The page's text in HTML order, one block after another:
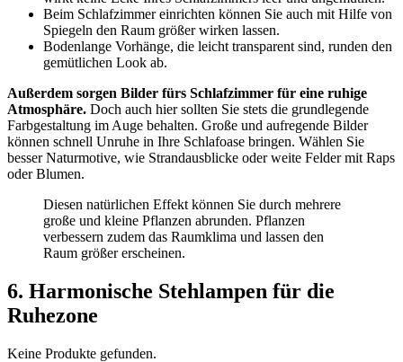
Beim Schlafzimmer einrichten können Sie auch mit Hilfe von
Spiegeln den Raum größer wirken lassen.
Bodenlange Vorhänge, die leicht transparent sind, runden den
gemütlichen Look ab.
Außerdem sorgen Bilder fürs Schlafzimmer für eine ruhige
Atmosphäre. Doch auch hier sollten Sie stets die grundlegende
Farbgestaltung im Auge behalten. Große und aufregende Bilder
können schnell Unruhe in Ihre Schlafoase bringen. Wählen Sie
besser Naturmotive, wie Strandausblicke oder weite Felder mit Raps
oder Blumen.
Diesen natürlichen Effekt können Sie durch mehrere
große und kleine Pflanzen abrunden. Pflanzen
verbessern zudem das Raumklima und lassen den
Raum größer erscheinen.
6. Harmonische Stehlampen für die
Ruhezone
Keine Produkte gefunden.